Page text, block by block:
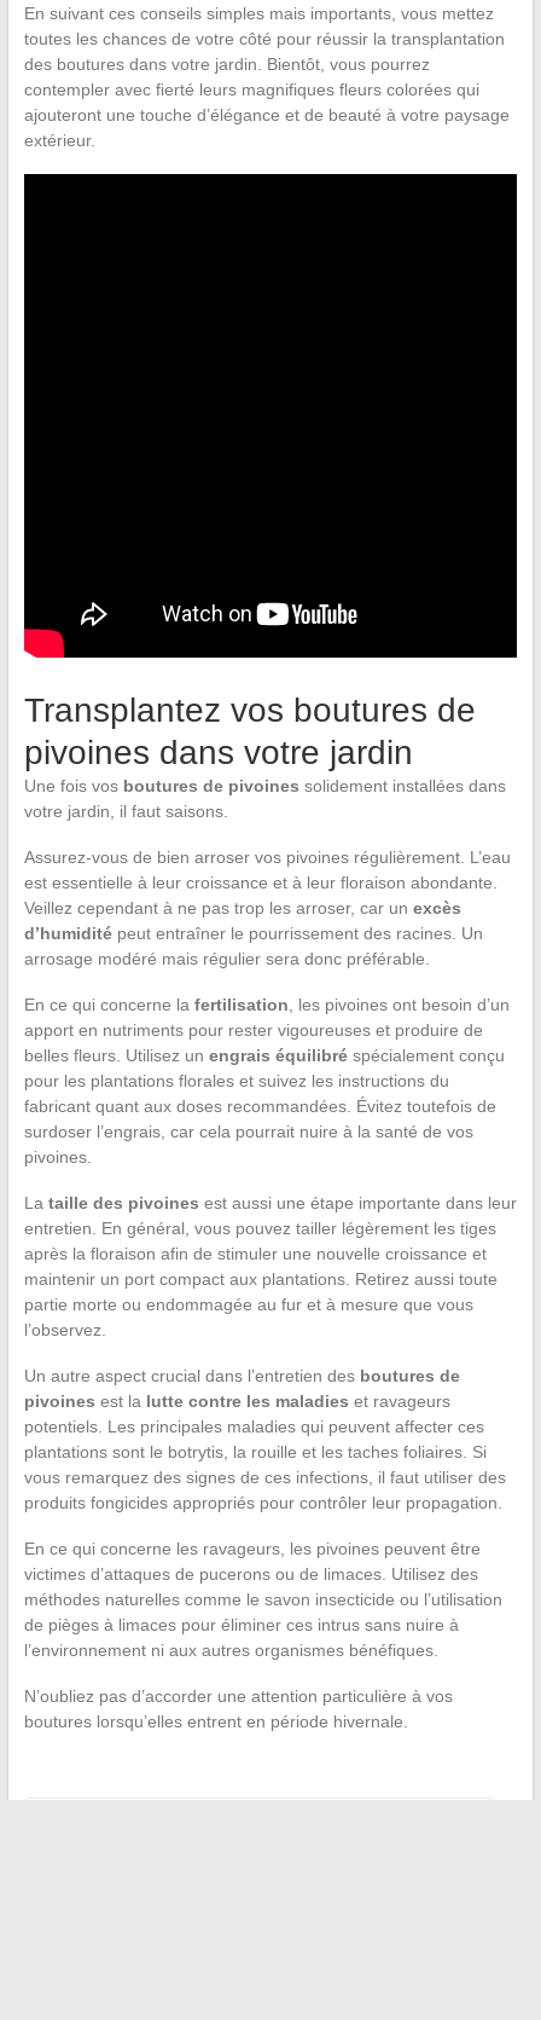
En suivant ces conseils simples mais importants, vous mettez
toutes les chances de votre côté pour réussir la transplantation
des boutures dans votre jardin. Bientôt, vous pourrez
contempler avec fierté leurs magnifiques fleurs colorées qui
ajouteront une touche d’élégance et de beauté à votre paysage
extérieur.
Transplantez vos boutures de
pivoines dans votre jardin
Une fois vos boutures de pivoines solidement installées dans
votre jardin, il faut saisons.
Assurez-vous de bien arroser vos pivoines régulièrement. L’eau
est essentielle à leur croissance et à leur floraison abondante.
Veillez cependant à ne pas trop les arroser, car un excès
d’humiditépeut entraîner le pourrissement des racines. Un
arrosage modéré mais régulier sera donc préférable.
En ce qui concerne la fertilisation, les pivoines ont besoin d’un
apport en nutriments pour rester vigoureuses et produire de
belles fleurs. Utilisez un engrais équilibréspécialement conçu
pour les plantations florales et suivez les instructions du
fabricant quant aux doses recommandées. Évitez toutefois de
surdoser l’engrais, car cela pourrait nuire à la santé de vos
pivoines.
La taille des pivoines est aussi une étape importante dans leur
entretien. En général, vous pouvez tailler légèrement les tiges
après la floraison afin de stimuler une nouvelle croissance et
maintenir un port compact aux plantations. Retirez aussi toute
partie morte ou endommagée au fur et à mesure que vous
l’observez.
Un autre aspect crucial dans l’entretien des boutures de
pivoines est la lutte contre les maladies et ravageurs
potentiels. Les principales maladies qui peuvent affecter ces
plantations sont le botrytis, la rouille et les taches foliaires. Si
vous remarquez des signes de ces infections, il faut utiliser des
produits fongicides appropriés pour contrôler leur propagation.
En ce qui concerne les ravageurs, les pivoines peuvent être
victimes d’attaques de pucerons ou de limaces. Utilisez des
méthodes naturelles comme le savon insecticide ou l’utilisation
de pièges à limaces pour éliminer ces intrus sans nuire à
l’environnement ni aux autres organismes bénéfiques.
N’oubliez pas d’accorder une attention particulière à vos
boutures lorsqu’elles entrent en période hivernale.